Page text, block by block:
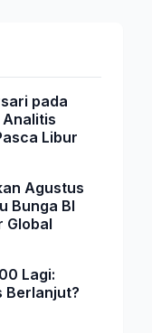
pada
Libur
Agustus
Bunga BI
Global
Lagi:
Berlanjut?